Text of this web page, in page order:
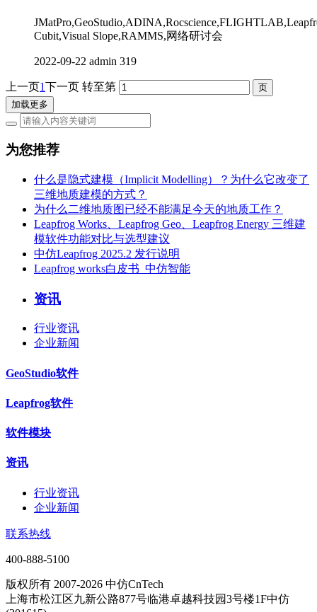
Cubit,Visual Slope,RAMMS,网络研讨会
2022-09-22 admin 319
上一页1下一页 转至第
加载更多
为您推荐
什么是隐式建模（Implicit Modelling）？为什么它改变了
三维地质建模的方式？
为什么二维地质图已经不能满足今天的地质工作？
Leapfrog Works、Leapfrog Geo、Leapfrog Energy 三维建
模软件功能对比与选型建议
中仿Leapfrog 2025.2 发行说明
Leapfrog works白皮书_中仿智能
资讯
行业资讯
企业新闻
GeoStudio软件
Leapfrog软件
软件模块
资讯
行业资讯
企业新闻
联系热线
400-888-5100
版权所有 2007-2026 中仿CnTech
上海市松江区九新公路877号临港卓越科技园3号楼1F中仿